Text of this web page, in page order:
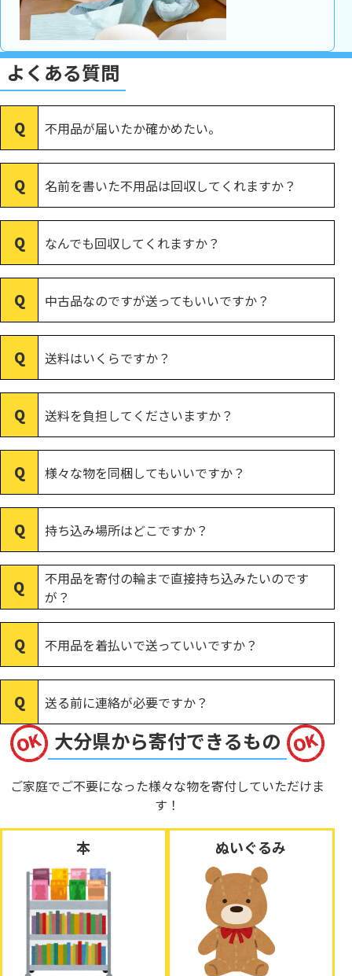
よくある質問
不用品が届いたか確かめたい。
名前を書いた不用品は回収してくれますか？
なんでも回収してくれますか？
中古品なのですが送ってもいいですか？
送料はいくらですか？
送料を負担してくださいますか？
様々な物を同梱してもいいですか？
持ち込み場所はどこですか？
不用品を寄付の輪まで直接持ち込みたいのです
が？
不用品を着払いで送っていいですか？
送る前に連絡が必要ですか？
大分県から寄付できるもの
ご家庭でご不要になった様々な物を寄付していただけま
す！
本 ぬいぐるみ